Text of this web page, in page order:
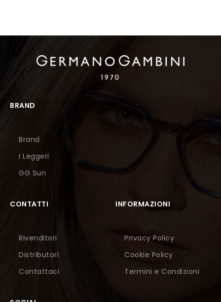
BRAND
Brand
I Leggeri
GG Sun
CONTATTI
Rivenditori
Distributori
Contattaci
INFORMAZIONI
Privacy Policy
Cookie Policy
Termini e Condizioni